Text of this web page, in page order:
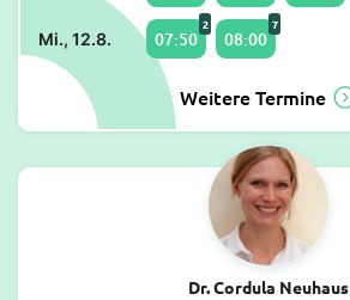
Mi., 12.8. 07:50
2
08:00
7
Weitere Termine
Dr. Cordula Neuhaus